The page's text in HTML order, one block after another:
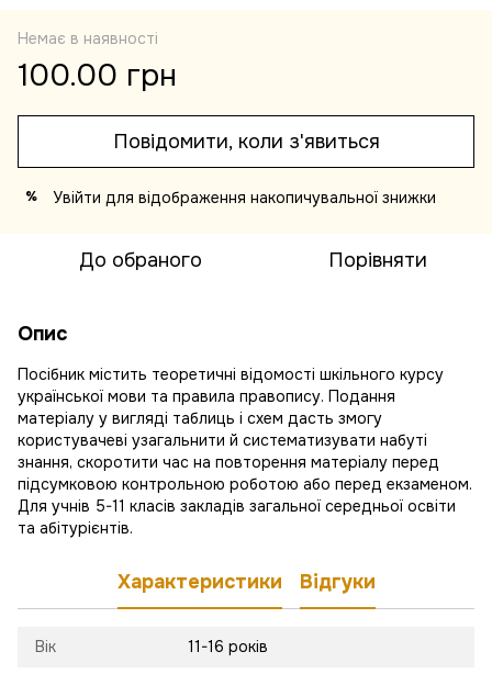
Немає в наявності
100.00 грн
Повідомити, коли з'явиться
% Увійти для відображення накопичувальної знижки
До обраного Порівняти
Опис
Посібник містить теоретичні відомості шкільного курсу
української мови та правила правопису. Подання
матеріалу у вигляді таблиць і схем дасть змогу
користувачеві узагальнити й систематизувати набуті
знання, скоротити час на повторення матеріалу перед
підсумковою контрольною роботою або перед екзаменом.
Для учнів 5-11 класів закладів загальної середньої освіти
та абітурієнтів.
Характеристики Відгуки
Вік 11-16 років